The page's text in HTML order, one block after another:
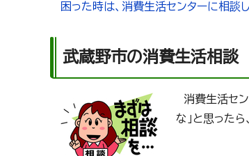
困った時は、消費生活センターに相談し
武蔵野市の消費生活相談
消費生活セン
な」と思ったら